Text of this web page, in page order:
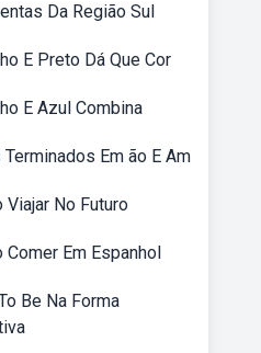
Da Região Sul
E Preto Dá Que Cor
E Azul Combina
Em ão E Am
Viajar No Futuro
Comer Em Espanhol
Be Na Forma